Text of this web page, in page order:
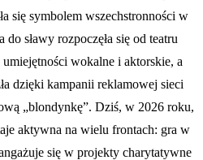
się symbolem wszechstronności w
sławy rozpoczęła się od teatru
wokalne i aktorskie, a
dzięki kampanii reklamowej sieci
„blondynkę”. Dziś, w 2026 roku,
aktywna na wielu frontach: gra w
się w projekty charytatywne